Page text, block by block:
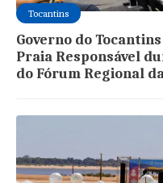
Tocantins
Governo do
Praia Responsável
do Fórum Regional